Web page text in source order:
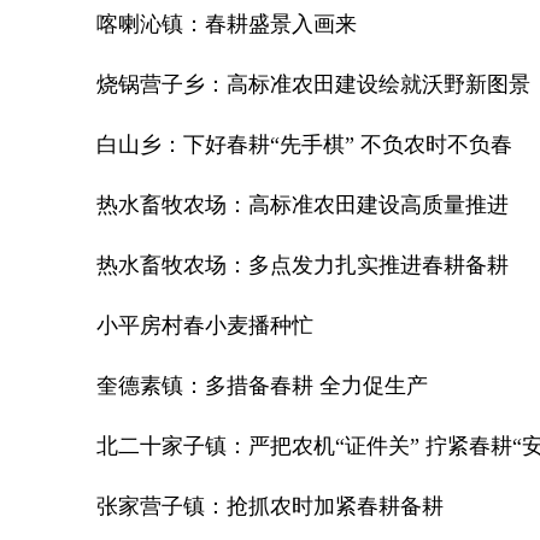
喀喇沁镇：春耕盛景入画来
烧锅营子乡：高标准农田建设绘就沃野新图景
白山乡：下好春耕“先手棋” 不负农时不负春
热水畜牧农场：高标准农田建设高质量推进
热水畜牧农场：多点发力扎实推进春耕备耕
小平房村春小麦播种忙
奎德素镇：多措备春耕 全力促生产
北二十家子镇：严把农机“证件关” 拧紧春耕“
张家营子镇：抢抓农时加紧春耕备耕